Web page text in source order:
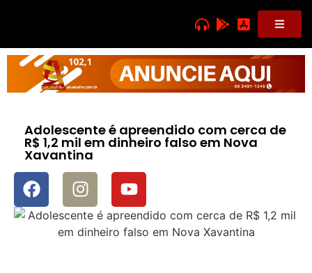
Adolescente é apreendido com cerca de
R$ 1,2 mil em dinheiro falso em Nova
Xavantina